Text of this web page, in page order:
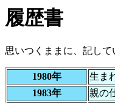
履歴書
思いつくままに、記し
1980年
生ま
1983年
親の